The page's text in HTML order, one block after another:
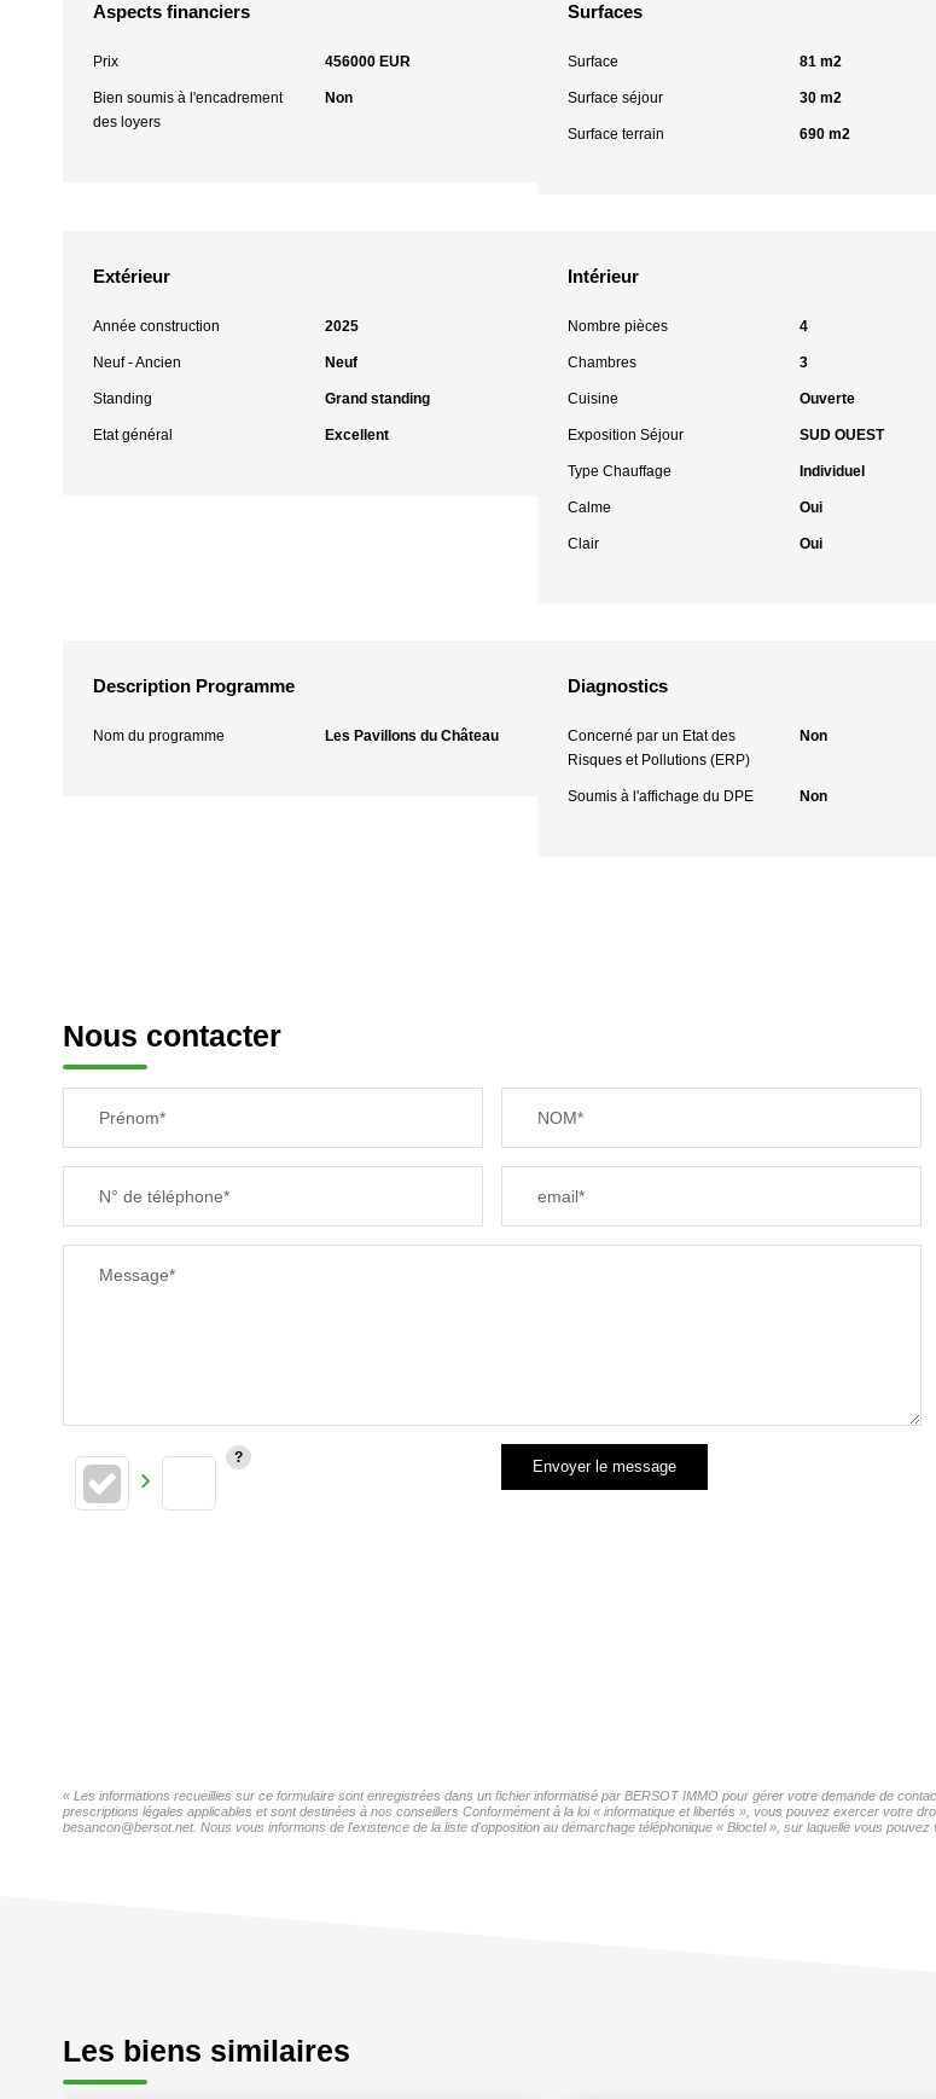
Aspects financiers
Prix 456000 EUR
Bien soumis à l'encadrement
des loyers
Non
Surfaces
Surface 81 m2
Surface séjour 30 m2
Surface terrain 690 m2
Extérieur
Année construction 2025
Neuf - Ancien Neuf
Standing Grand standing
Etat général Excellent
Intérieur
Nombre pièces 4
Chambres 3
Cuisine Ouverte
Exposition Séjour SUD OUEST
Type Chauffage Individuel
Calme Oui
Clair Oui
Description Programme
Nom du programme Les Pavillons du Château
Diagnostics
Concerné par un Etat des
Risques et Pollutions (ERP)
Non
Soumis à l'affichage du DPE Non
Nous contacter
Prénom* NOM*
N° de téléphone* email*
Message*
Envoyer le message
« Les informations recueillies sur ce formulaire sont enregistrées dans un fichier informatisé par BERSOT IMMO pour gérer votre demande de
prescriptions légales applicables et sont destinées à nos conseillers Conformément à la loi « informatique et libertés », vous pouvez exercer votre
besancon@bersot.net. Nous vous informons de l'existence de la liste d'opposition au démarchage téléphonique « Bloctel », sur laquelle vous pouvez
Les biens similaires